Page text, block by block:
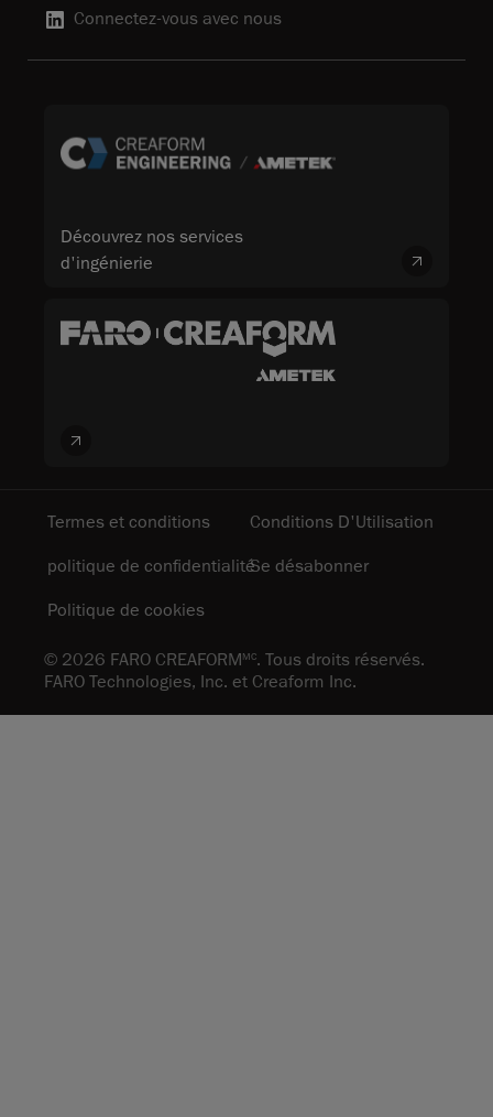
Connectez-vous avec nous
Découvrez nos services
d'ingénierie
© 2026 FARO CREAFORMMC. Tous droits réservés.
FARO Technologies, Inc. et Creaform Inc.
Termes et conditions
Conditions D'Utilisation
politique de confidentialitéSe désabonner
Politique de cookies